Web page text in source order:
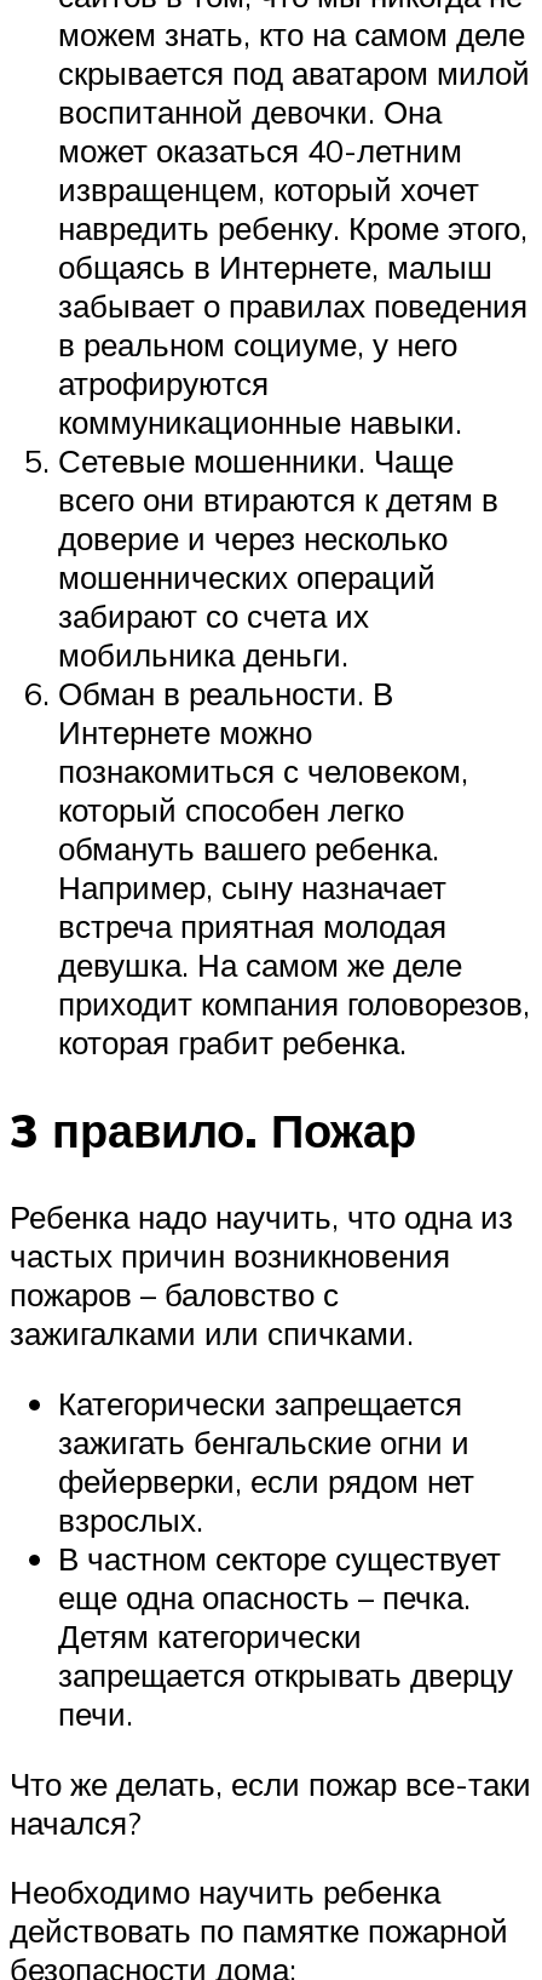
можем знать, кто на самом деле
скрывается под аватаром милой
воспитанной девочки. Она
может оказаться 40-летним
извращенцем, который хочет
навредить ребенку. Кроме этого,
общаясь в Интернете, малыш
забывает о правилах поведения
в реальном социуме, у него
атрофируются
коммуникационные навыки.
Сетевые мошенники. Чаще
всего они втираются к детям в
доверие и через несколько
мошеннических операций
забирают со счета их
мобильника деньги.
Обман в реальности. В
Интернете можно
познакомиться с человеком,
который способен легко
обмануть вашего ребенка.
Например, сыну назначает
встреча приятная молодая
девушка. На самом же деле
приходит компания головорезов,
которая грабит ребенка.
3 правило. Пожар
Ребенка надо научить, что одна из
частых причин возникновения
пожаров – баловство с
зажигалками или спичками.
Категорически запрещается
зажигать бенгальские огни и
фейерверки, если рядом нет
взрослых.
В частном секторе существует
еще одна опасность – печка.
Детям категорически
запрещается открывать дверцу
печи.
Что же делать, если пожар все-таки
начался?
Необходимо научить ребенка
действовать по памятке пожарной
безопасности дома: